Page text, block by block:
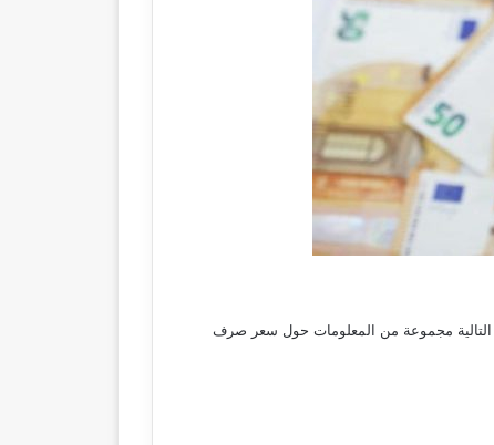
التالية مجموعة من المعلومات حول سعر صرف